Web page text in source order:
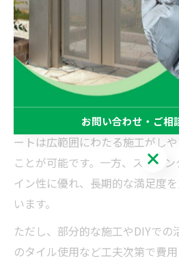
フォローやメンテナンス方法に
おくと安心です。
コンクリートよりストーンタ
一般的に、コンクリートよりも
料費・施工費ともに高くなる傾
ートは広範囲にわたる施工がし
ことが可能です。一方、ストー
イン性に優れ、長期的な満足度
います。
ただし、部分的な施工やDIYで
のタイル使用など工夫次第で費
お問い合わせ・ご
お問い合わせ・ご相